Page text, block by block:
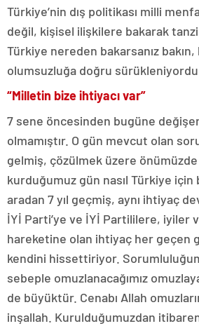
Türkiye’nin dış politikası milli
değil, kişisel ilişkilere bakarak
Türkiye nereden bakarsanız
olumsuzluğa doğru sürükleniyordu.
“Milletin bize ihtiyacı var”
7 sene öncesinden bugüne
olmamıştır. O gün mevcut olan
gelmiş, çözülmek üzere
kurduğumuz gün nasıl Türkiye
aradan 7 yıl geçmiş, aynı ihtiyaç
İYİ Parti’ye ve İYİ Partililere, iyiler
hareketine olan ihtiyaç her geçen
kendini hissettiriyor.
sebeple omuzlanacağımız
de büyüktür. Cenabı Allah
inşallah. Kurulduğumuzdan